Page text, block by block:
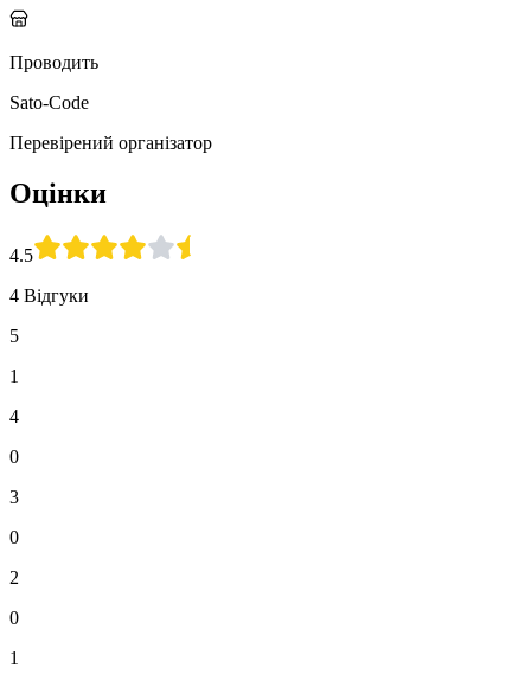
Проводить
Sato-Code
Перевірений організатор
Оцінки
4.5
4 Відгуки
5
1
4
0
3
0
2
0
1